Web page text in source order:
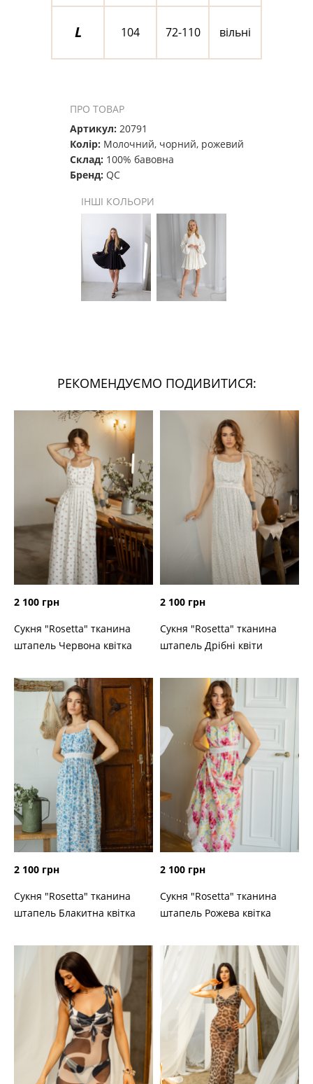
L 104 72-110 вільні
ПРО ТОВАР
Артикул: 20791
Колір: Молочний, чорний, рожевий
Склад: 100% бавовна
Бренд: QC
ІНШІ КОЛЬОРИ
РЕКОМЕНДУЄМО ПОДИВИТИСЯ:
2 100 грн
Сукня "Rosetta" тканина
штапель Червона квітка
2 100 грн
Сукня "Rosetta" тканина
штапель Дрібні квіти
2 100 грн
Сукня "Rosetta" тканина
штапель Блакитна квітка
2 100 грн
Сукня "Rosetta" тканина
штапель Рожева квітка